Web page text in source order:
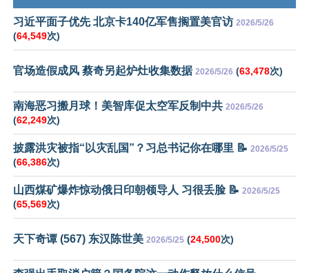
习近平面子优先 北京卡140亿军售搁置美官访 2026/5/26
(64,549次)
官场造假成风 蔡奇另起炉灶收集数据 2026/5/26 (63,478次)
南海恶习搬月球！美智库促太空军反制中共 2026/5/26
(62,249次)
披露洪灾被指“以灾乱国”？习总书记你在哪里 📝 2026/5/25
(66,386次)
山西煤矿爆炸惊动俄日印朝领导人 习很丢脸 📝 2026/5/25
(65,569次)
天下奇谭 (567) 东汉陈世美 2026/5/25 (24,500次)